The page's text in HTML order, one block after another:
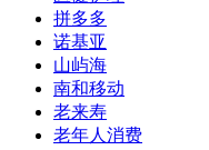
拼多多
诺基亚
山屿海
南和移动
老来寿
老年人消费